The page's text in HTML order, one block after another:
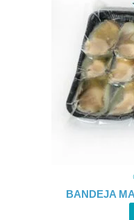
BANDEJA